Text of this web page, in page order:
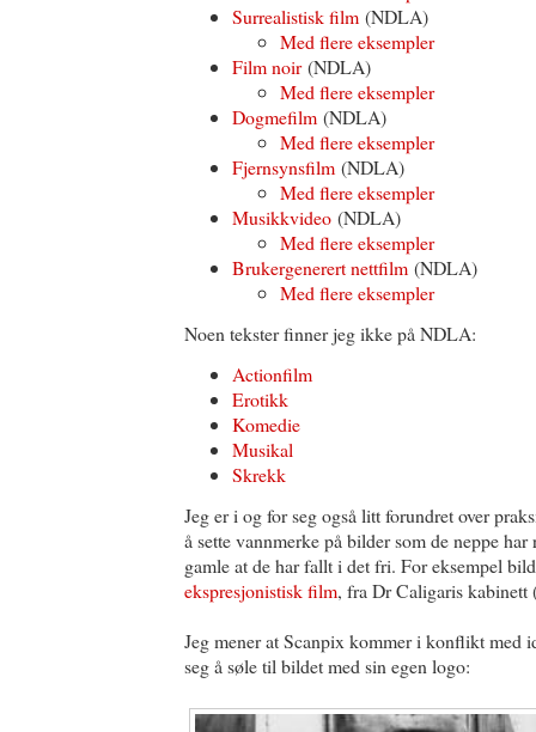
Surrealistisk film (NDLA)
Med flere eksempler
Film noir(NDLA)
Med flere eksempler
Dogmefilm (NDLA)
Med flere eksempler
Fjernsynsfilm (NDLA)
Med flere eksempler
Musikkvideo (NDLA)
Med flere eksempler
Brukergenerert nettfilm (NDLA)
Med flere eksempler
Noen tekster finner jeg ikke på NDLA:
Actionfilm
Erotikk
Komedie
Musikal
Skrekk
Jeg er i og for seg også litt forundret over
å sette vannmerke på bilder som de neppe
gamle at de har fallt i det fri. For eksempel
ekspresjonistisk film, fra Dr Caligaris kabinett
Jeg mener at Scanpix kommer i konflikt med
seg å søle til bildet med sin egen logo: